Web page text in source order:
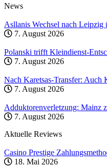
News
Asllanis Wechsel nach Leipzig
7. August 2026
Polanski trifft Kleindienst-
7. August 2026
Nach Karetsas-Transfer:
7. August 2026
Adduktorenverletzung: Mainz
7. August 2026
Aktuelle Reviews
Casino Prestige
18. Mai 2026